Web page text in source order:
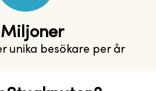
unika besökare per år